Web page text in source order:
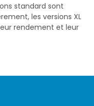
standard sont
les versions XL
rendement et leur